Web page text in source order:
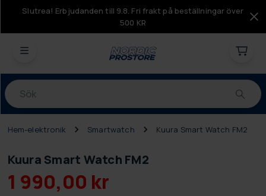
Slutrea! Erbjudanden till 9.8. Fri frakt på beställningar över
500 KR
Produkter
Hem-elektronik Smartwatch Kuura Smart Watch FM2
Kuura Smart Watch FM2
1 990,00 kr